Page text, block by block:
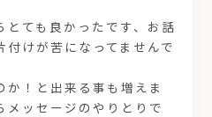
ても良かったです、お話
けが苦になってませんで
！と出来る事も増えま
メッセージのやりとりで